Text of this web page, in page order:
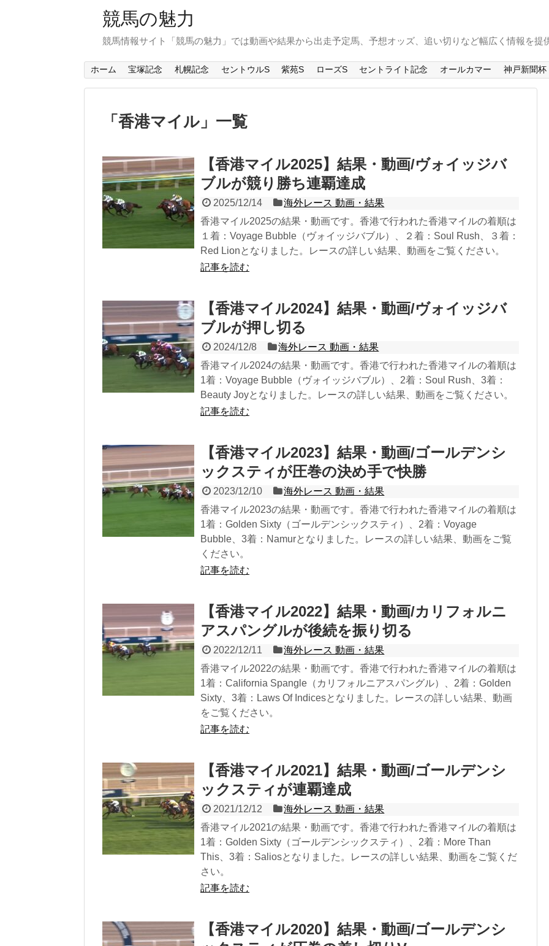
競馬の魅力
競馬情報サイト「競馬の魅力」では動画や結果から出走予定馬、予想オッズ、追い切りなど幅広く情報を提
ホーム 宝塚記念 札幌記念 セントウルS 紫苑S ローズS セントライト記念 オールカマー 神戸新聞杯
「 香港マイル 」 一覧
【香港マイル2025】結果・動画/ヴォイッジバ
ブルが競り勝ち連覇達成
2025/12/14
海外レース 動画・結果
香港マイル2025の結果・動画です。香港で行われた香港マイルの着順は
１着：Voyage Bubble（ヴォイッジバブル）、２着：Soul Rush、３着：
Red Lionとなりました。レースの詳しい結果、動画をご覧ください。
記事を読む
【香港マイル2024】結果・動画/ヴォイッジバ
ブルが押し切る
2024/12/8
海外レース 動画・結果
香港マイル2024の結果・動画です。香港で行われた香港マイルの着順は
1着：Voyage Bubble（ヴォイッジバブル）、2着：Soul Rush、3着：
Beauty Joyとなりました。レースの詳しい結果、動画をご覧ください。
記事を読む
【香港マイル2023】結果・動画/ゴールデンシ
ックスティが圧巻の決め手で快勝
2023/12/10
海外レース 動画・結果
香港マイル2023の結果・動画です。香港で行われた香港マイルの着順は
1着：Golden Sixty（ゴールデンシックスティ）、2着：Voyage
Bubble、3着：Namurとなりました。レースの詳しい結果、動画をご覧
ください。
記事を読む
【香港マイル2022】結果・動画/カリフォルニ
アスパングルが後続を振り切る
2022/12/11
海外レース 動画・結果
香港マイル2022の結果・動画です。香港で行われた香港マイルの着順は
1着：California Spangle（カリフォルニアスパングル）、2着：Golden
Sixty、3着：Laws Of Indicesとなりました。レースの詳しい結果、動画
をご覧ください。
記事を読む
【香港マイル2021】結果・動画/ゴールデンシ
ックスティが連覇達成
2021/12/12
海外レース 動画・結果
香港マイル2021の結果・動画です。香港で行われた香港マイルの着順は
1着：Golden Sixty（ゴールデンシックスティ）、2着：More Than
This、3着：Saliosとなりました。レースの詳しい結果、動画をご覧くだ
さい。
記事を読む
【香港マイル2020】結果・動画/ゴールデンシ